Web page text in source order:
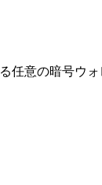
任意の暗号ウ